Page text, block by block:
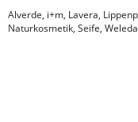
Alverde, i+m, Lavera,
Naturkosmetik, Seife, Weleda